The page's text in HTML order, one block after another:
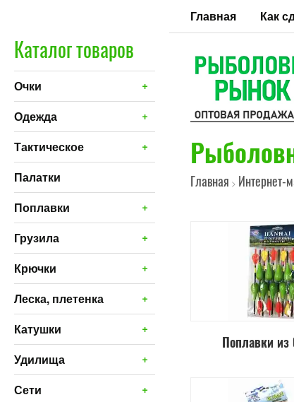
Главная Как
Каталог товаров
+
Очки
+
Одежда
+
Тактическое
Палатки
+
Поплавки
+
Грузила
+
Крючки
+
Леска, плетенка
+
Катушки
+
Удилища
+
Сети
Главная > Интернет-
Поплавки